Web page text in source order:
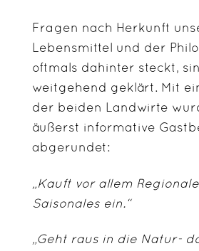
Fragen nach Herkunft
Lebensmittel und der
oftmals dahinter steckt,
weitgehend geklärt. Mit
der beiden Landwirte
äußerst informative
abgerundet:
„Kauft vor allem
Saisonales ein.“
„Geht raus in die Natur-